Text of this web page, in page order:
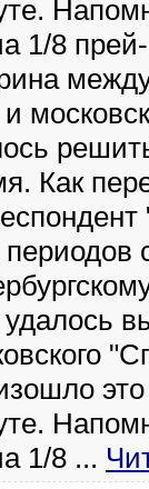
1/8
Как
периодов
1/8 ...